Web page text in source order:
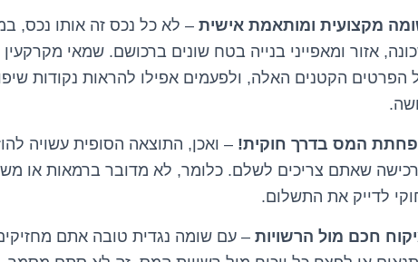
מקצועית ומותאמת אישית – לא כל נכס זה אותו נכס,
אזור ומאפייני בנייה בטח שונים ברכושם. שמאי
הפרטים הקטנים האלה, ולפעמים אפילו להראות נקודות
המס בדרך חוקית! – ואכן, התוצאה הסופית עשויה
שאתם צריכים לשלם. כלומר, לא מדובר ברמאות או
לדייק את התשלום.
חכם מול הרשויות – עם שומה נגדית טובה אתם